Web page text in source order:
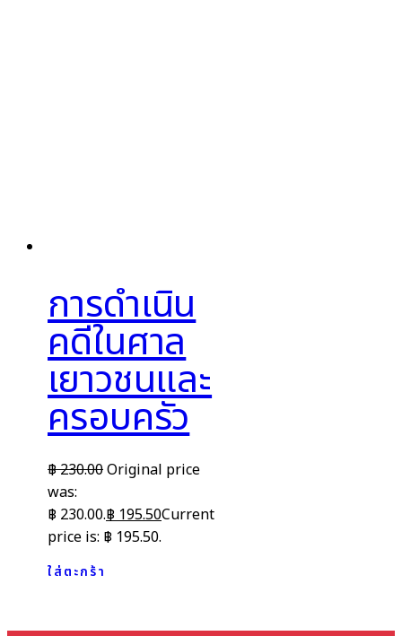
การดำเนิน
คดีในศาล
เยาวชนและ
ครอบครัว
฿230.00Original price
was:
฿ 230.00.฿ 195.50Current
price is: ฿ 195.50.
ใส่ตะกร้า